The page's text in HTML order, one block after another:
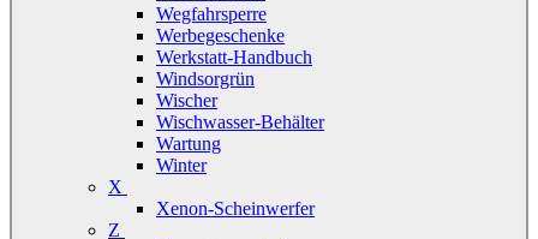
Wegfahrsperre
Werbegeschenke
Werkstatt-Handbuch
Windsorgrün
Wischer
Wischwasser-Behälter
Wartung
Winter
X
Xenon-Scheinwerfer
Z